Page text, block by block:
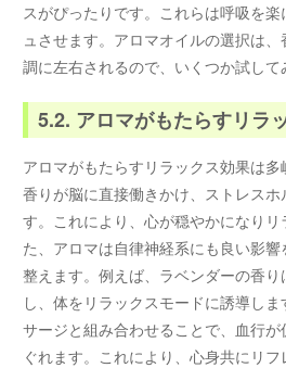
スがぴったりです。これらは呼吸を
ュさせます。アロマオイルの選択は
調に左右されるので、いくつか試して
5.2. アロマがもたらすリラ
アロマがもたらすリラックス効果は多
香りが脳に直接働きかけ、ストレスホ
す。これにより、心が穏やかになりリ
た、アロマは自律神経系にも良い影
整えます。例えば、ラベンダーの香
し、体をリラックスモードに誘導し
サージと組み合わせることで、血行
ぐれます。これにより、心身共にリ